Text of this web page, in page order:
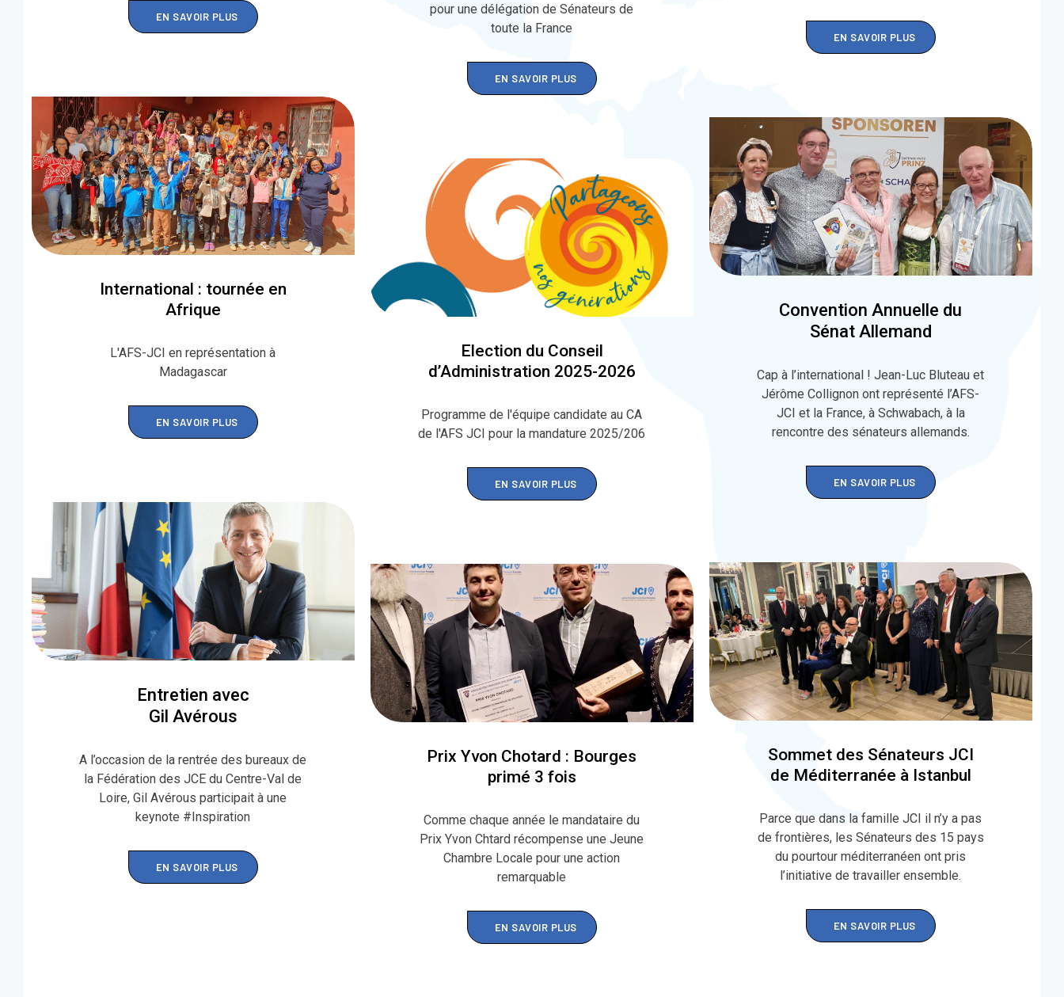
EN SAVOIR PLUS
International : tournée en
Afrique
L'AFS-JCI en représentation à
Madagascar
EN SAVOIR PLUS
Entretien avec
Gil Avérous
A l’occasion de la rentrée des bureaux de
la Fédération des JCE du Centre-Val de
Loire, Gil Avérous participait à une
keynote #Inspiration
EN SAVOIR PLUS
pour une délégation de Sénateurs de
toute la France
EN SAVOIR PLUS
Election du Conseil
d’Administration 2025-2026
Programme de l'équipe candidate au CA
de l'AFS JCI pour la mandature 2025/206
EN SAVOIR PLUS
Prix Yvon Chotard : Bourges
primé 3 fois
Comme chaque année le mandataire du
Prix Yvon Chtard récompense une Jeune
Chambre Locale pour une action
remarquable
EN SAVOIR PLUS
EN SAVOIR PLUS
Convention Annuelle du
Sénat Allemand
Cap à l’international ! Jean-Luc Bluteau et
Jérôme Collignon ont représenté l’AFS-
JCI et la France, à Schwabach, à la
rencontre des sénateurs allemands.
EN SAVOIR PLUS
Sommet des Sénateurs JCI
de Méditerranée à Istanbul
Parce que dans la famille JCI il n’y a pas
de frontières, les Sénateurs des 15 pays
du pourtour méditerranéen ont pris
l’initiative de travailler ensemble.
EN SAVOIR PLUS